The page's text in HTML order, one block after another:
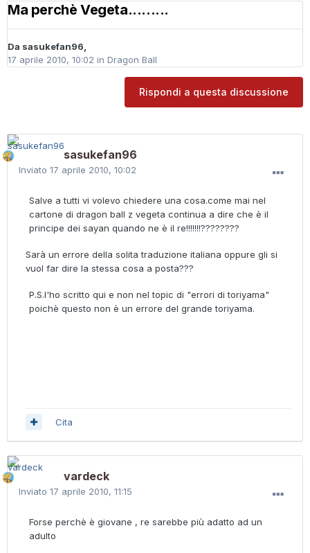
Ma perchè Vegeta.........
Da sasukefan96,
17 aprile 2010, 10:02 in Dragon Ball
Rispondi a questa discussione
sasukefan96
Inviato 17 aprile 2010, 10:02
Salve a tutti vi volevo chiedere una cosa.come mai nel
cartone di dragon ball z vegeta continua a dire che è il
principe dei sayan quando ne è il re!!!!!!!????????
Sarà un errore della solita traduzione italiana oppure gli si
vuol far dire la stessa cosa a posta???
P.S.l'ho scritto qui e non nel topic di "errori di toriyama"
poichè questo non è un errore del grande toriyama.
Cita
vardeck
Inviato 17 aprile 2010, 11:15
Forse perchè è giovane , re sarebbe più adatto ad un
adulto